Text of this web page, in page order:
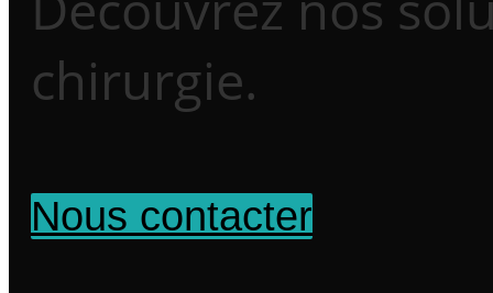
chirurgie.
Nous contacter